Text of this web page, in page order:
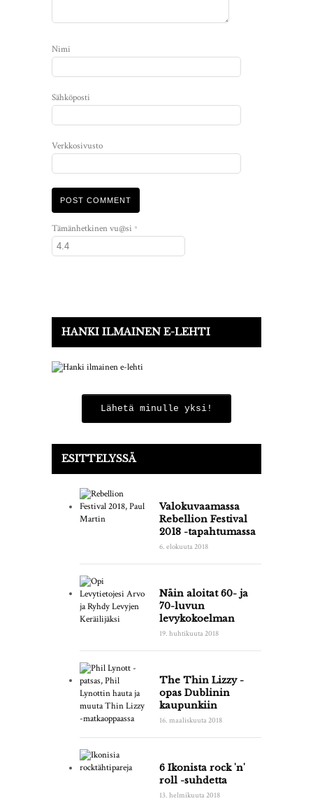
Nimi
Sähköposti
Verkkosivusto
Tämänhetkinen vu@si *
HANKI ILMAINEN E-LEHTI
Lähetä minulle yksi!
ESITTELYSSÄ
Valokuvaamassa
Rebellion Festival
2018 -tapahtumassa
6. elokuuta 2018
Näin aloitat 60- ja
70-luvun
levykokoelman
19. huhtikuuta 2018
The Thin Lizzy -
opas Dublinin
kaupunkiin
16. maaliskuuta 2018
6 Ikonista rock 'n'
roll -suhdetta
13. helmikuuta 2018